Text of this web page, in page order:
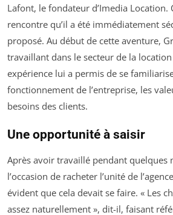
Lafont, le fondateur d’Imedia Location.
rencontre qu’il a été immédiatement
proposé. Au début de cette aventure,
travaillant dans le secteur de la
expérience lui a permis de se
fonctionnement de l’entreprise, les
besoins des clients.
Une opportunité à saisir
Après avoir travaillé pendant quelques
l’occasion de racheter l’unité de
évident que cela devait se faire. « Les
assez naturellement », dit-il, faisant